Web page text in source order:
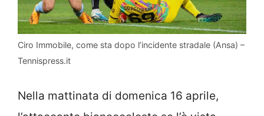
Ciro Immobile, come sta dopo l’incidente stradale (Ansa) –
Tennispress.it
Nella mattinata di domenica 16 aprile,